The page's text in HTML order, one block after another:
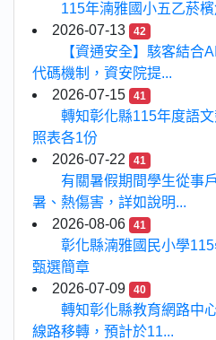
115年湳雅國小五乙菸
2026-07-13
42
【資通安全】駭客結合
代碼機制，資安院提...
2026-07-15
41
轉知彰化縣115年度語
照表各1份
2026-07-22
41
有關暑假期間學生從事
暑、熱傷害，詳如說明...
2026-08-06
41
彰化縣湳雅國民小學
甄選簡章
2026-07-09
40
轉知彰化縣教育網路中
線路移轉，預計於11...